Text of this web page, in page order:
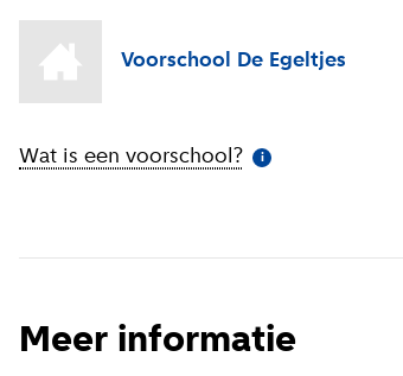
Voorschool De Egeltjes
Wat is een voorschool? Meer informatie
i
Meer informatie